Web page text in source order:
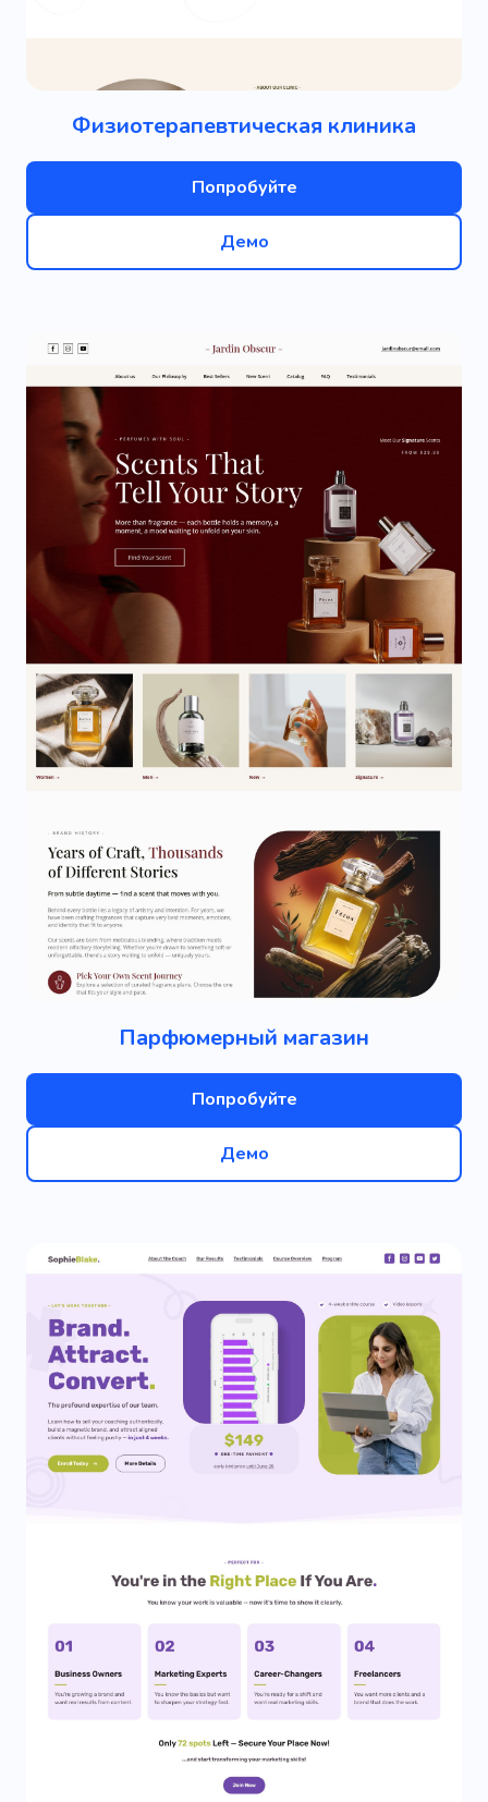
Физиотерапевтическая клиника
Попробуйте
Демо
Парфюмерный магазин
Попробуйте
Демо